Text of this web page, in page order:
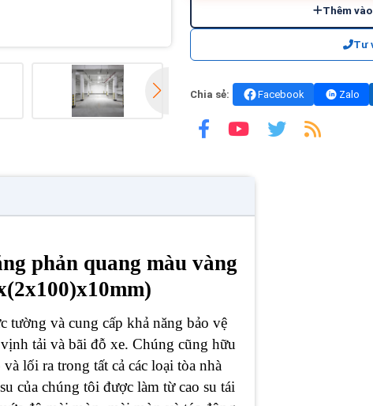
Thêm
Tư
Chia sẻ: Facebook Zalo
phản quang màu vàng
tường và cung cấp khả năng bảo vệ
tải và bãi đỗ xe. Chúng cũng hữu
lối ra trong tất cả các loại tòa nhà
của chúng tôi được làm từ cao su tái